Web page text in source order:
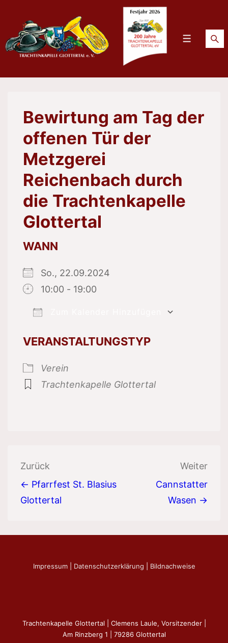
Inhalt
Menü
Bewirtung am Tag der
offenen Tür der
Metzgerei
Reichenbach durch
die Trachtenkapelle
Glottertal
WANN
So., 22.09.2024
10:00 - 19:00
VERANSTALTUNGSTYP
Verein
Trachtenkapelle Glottertal
Beitragsnavigation
Zurück
← Pfarrfest St. Blasius
Glottertal
Weiter
Cannstatter
Wasen →
Impressum| Datenschutzerklärung Bildnachweise
Trachtenkapelle Glottertal | Clemens Laule, Vorsitzender |
Am Rinzberg 1 | 79286 Glottertal